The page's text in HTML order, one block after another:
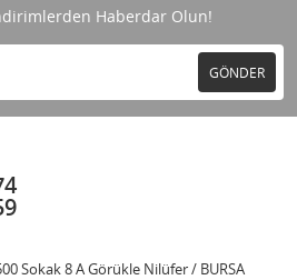
Haberdar Olun!
GÖNDER
Sokak 8 A Görükle Nilüfer / BURSA